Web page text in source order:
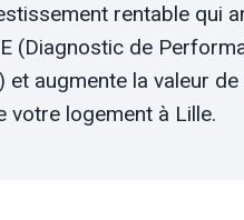
rentable qui
(Diagnostic de
et augmente la valeur
votre logement à Lille.